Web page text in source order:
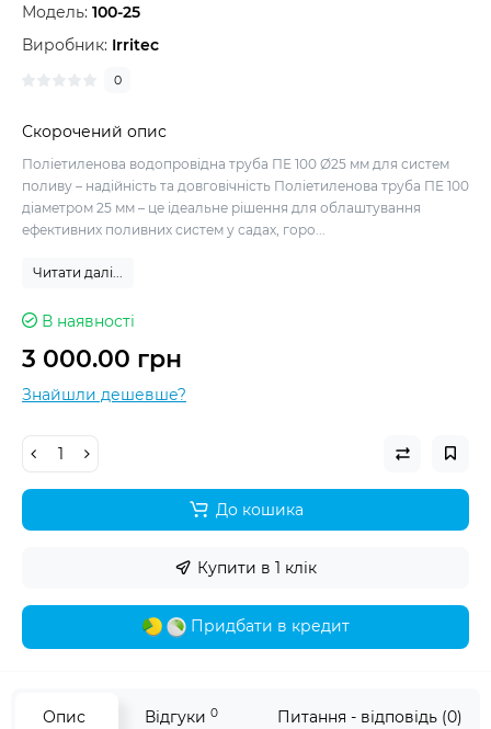
Модель: 100-25
Виробник: Irritec
0
Скорочений опис
Поліетиленова водопровідна труба ПЕ 100 Ø25 мм для систем
поливу – надійність та довговічність Поліетиленова труба ПЕ 100
діаметром 25 мм – це ідеальне рішення для облаштування
ефективних поливних систем у садах, горо...
Читати далі...
В наявності
3 000.00 грн
Знайшли дешевше?
До кошика
Купити в 1 клік
Придбати в кредит
Опис Відгуки 0 Питання - відповідь (0)